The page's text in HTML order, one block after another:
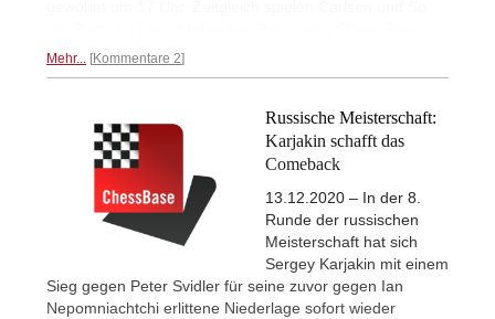
Mehr... Kommentare 2
Russische Meisterschaft:
Karjakin schafft das
Comeback
13.12.2020 – In der 8.
Runde der russischen
Meisterschaft hat sich
Sergey Karjakin mit einem
Sieg gegen Peter Svidler für seine zuvor gegen Ian
Nepomniachtchi erlittene Niederlage sofort wieder